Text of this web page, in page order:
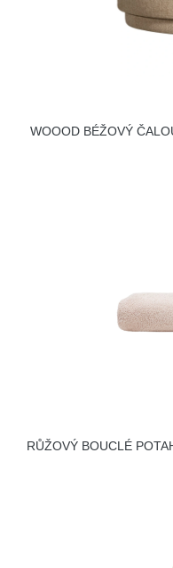
WOOOD BÉŽOVÝ
RŮŽOVÝ BOUCLÉ